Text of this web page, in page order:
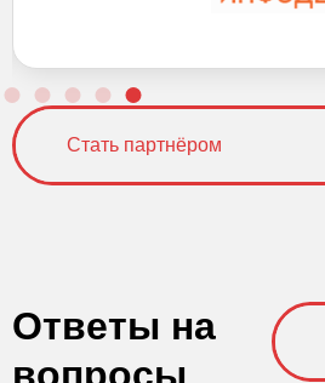
Стать партнёром
Ответы на